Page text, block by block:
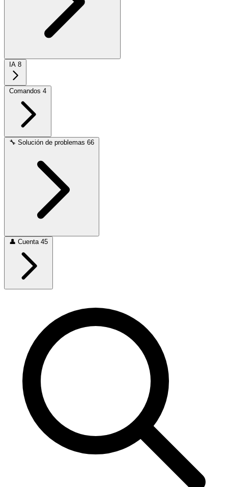
IA 8
Comandos 4
🔧 Solución de problemas 66
👤 Cuenta 45